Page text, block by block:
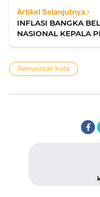
Artikel Selanjutnya
INFLASI BANGKA
NASIONAL KEPALA
Pemerintah Kota